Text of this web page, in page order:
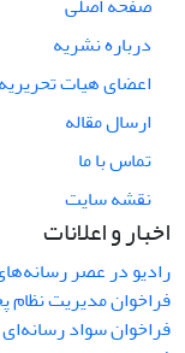
درباره نشریه
اعضای هیات تحریریه
ارسال مقاله
تماس با ما
نقشه سایت
اخبار و اعلانات
رادیو در عصر
فراخوان مدیریت
فراخوان سواد رسانه‌ای